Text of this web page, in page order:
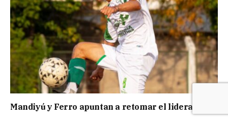
Mandiyú y Ferro apuntan a retomar el liderazgo